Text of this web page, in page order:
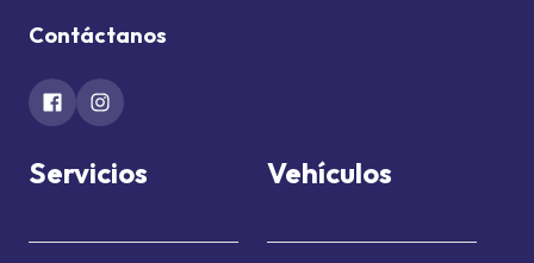
Contáctanos
Servicios Vehículos